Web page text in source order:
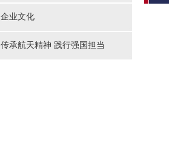
企业文化
传承航天精神 践行强国担当